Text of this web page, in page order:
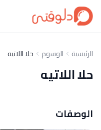
الرئيسية الوسوم حلا اللاتيه
حلا اللاتيه
الوصفات